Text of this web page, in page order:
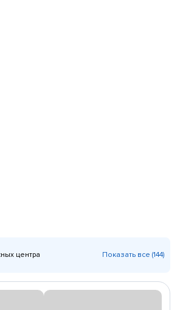
центра Показать все (144)